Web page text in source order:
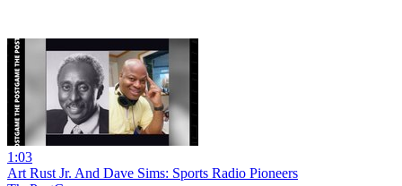
1:03
Art Rust Jr. And Dave Sims: Sports Radio Pioneers